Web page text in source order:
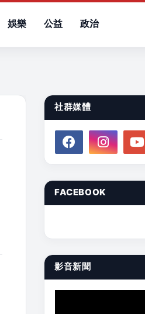
娛樂 公益 政治
社群媒體
FACEBOOK
影音新聞